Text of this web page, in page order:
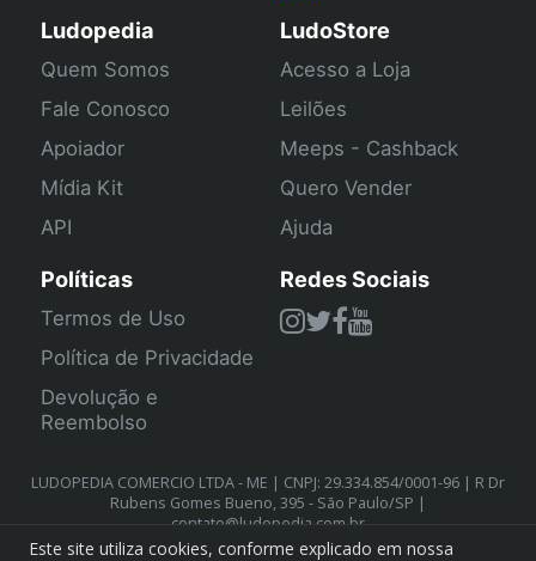
Ludopedia
Quem Somos
Fale Conosco
Apoiador
Mídia Kit
API
LudoStore
Acesso a Loja
Leilões
Meeps - Cashback
Quero Vender
Ajuda
Políticas
Termos de Uso
Política de Privacidade
Devolução e
Reembolso
Redes Sociais
LUDOPEDIA COMERCIO LTDA - ME | CNPJ: 29.334.854/0001-96 | R Dr
Rubens Gomes Bueno, 395 - São Paulo/SP |
contato@ludopedia.com.br
Este site utiliza cookies, conforme explicado em nossa